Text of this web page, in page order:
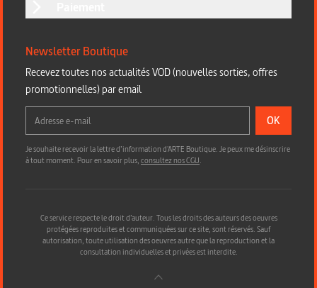
Newsletter Boutique
Recevez toutes nos actualités VOD (nouvelles sorties, offres
promotionnelles) par email
OK
Je souhaite recevoir la lettre d’information d'ARTE Boutique. Je peux me désinscrire
à tout moment. Pour en savoir plus,consultez nos CGU.
Ce service respecte le droit d’auteur. Tous les droits des auteurs des oeuvres
protégées reproduites et communiquées sur ce site, sont réservés. Sauf
autorisation, toute utilisation des oeuvres autre que la reproduction et la
consultation individuelles et privées est interdite.